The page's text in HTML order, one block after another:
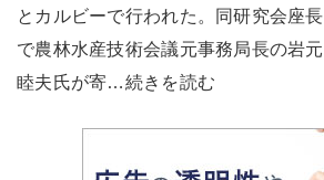
とカルビーで行われた。同研究会座長
で農林水産技術会議元事務局長の岩元
睦夫氏が寄…続きを読む